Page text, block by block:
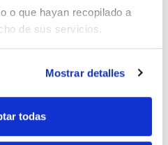
o que hayan recopilado a
de sus servicios.
Mostrar detalles
todas
marcados con*